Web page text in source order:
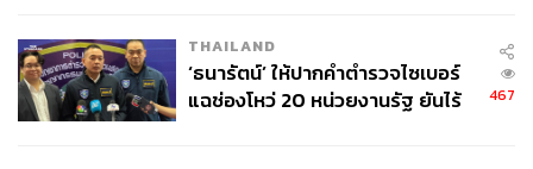
จากการตรวจสอบข้อมูลพบว่า สุรชาติ เทียนทอง เป็นอดีต
ส.ส. กทม. พรรคเพื่อไทย เขต 11 ครอบคลุมพื้นที่: เขตหลักสี่
และเขตดอนเมือง (เฉพาะแขวงสนามบิน) โดยคู่แข่งทางการ
THAILAND
‘ธนารัตน์’ ให้ปากคำตำรวจไซเบอร์
แฉช่องโหว่ 20 หน่วยงานรัฐ ยันไร้
467